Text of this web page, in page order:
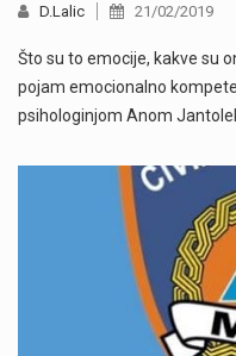
D.Lalic 21/02/2019
Što su to emocije, kakve su
pojam emocionalno
psihologinjom Anom